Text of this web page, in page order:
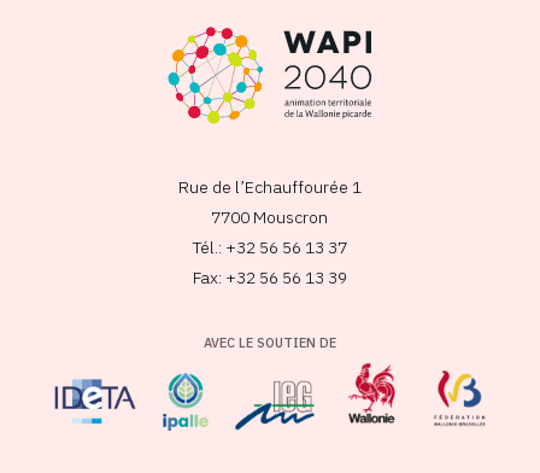
Rue de l’Echauffourée 1
7700 Mouscron
Tél.: +32 56 56 13 37
Fax: +32 56 56 13 39
AVEC LE SOUTIEN DE